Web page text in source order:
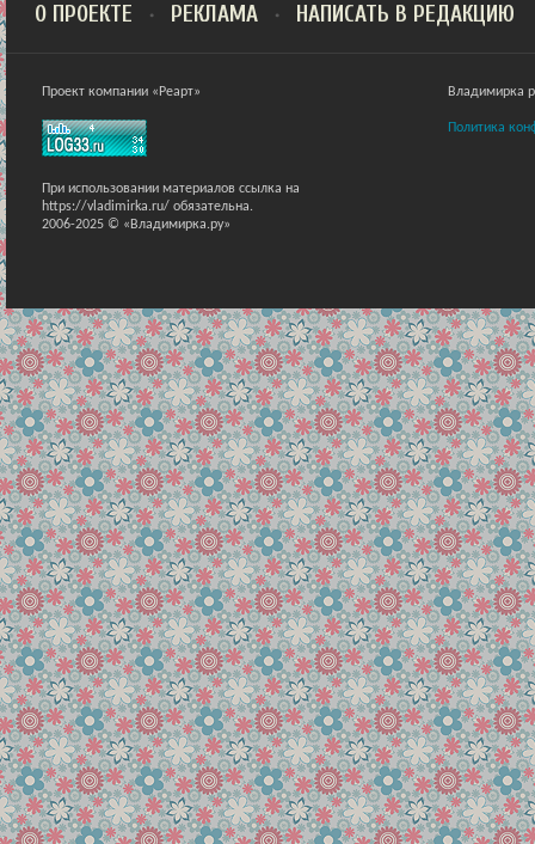
О ПРОЕКТЕ РЕКЛАМА НАПИСАТЬ В РЕДАКЦИЮ
Проект компании «Реарт»
При использовании материалов ссылка на
https://vladimirka.ru/ обязательна.
2006-2025 © «Владимирка.ру»
Владимирка
Политика